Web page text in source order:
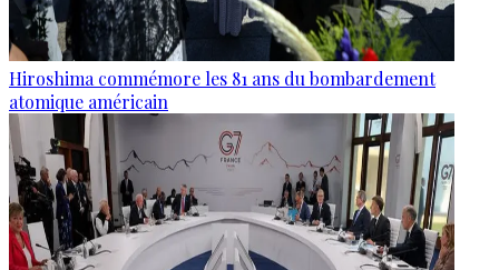
Hiroshima commémore les 81 ans du bombardement
atomique américain